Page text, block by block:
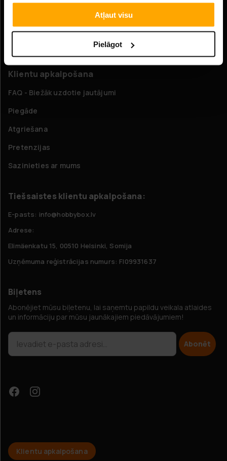
Atļaut visu
Pielāgot
Informācija
Uzņēmuma informācija
Klientu apkalpošana
FAQ - Biežāk uzdotie jautājumi
Piegāde
Atgriešana
Pretenzijas
Sazinieties ar mums
Tiešsaistes klientu apkalpošana:
E-pasts: info@hobbybox.lv
Adrese:
Elimäenkatu 15, 00510 Helsinki, Somija
Uzņēmuma reģistrācijas numurs: FI09931637
Biļetens
Abonējiet mūsu biļetenu, lai saņemtu papildu veikala atlaides
un informāciju par mūsu jaunākajiem piedāvājumiem!
Abonēt
Klientu apkalpošana